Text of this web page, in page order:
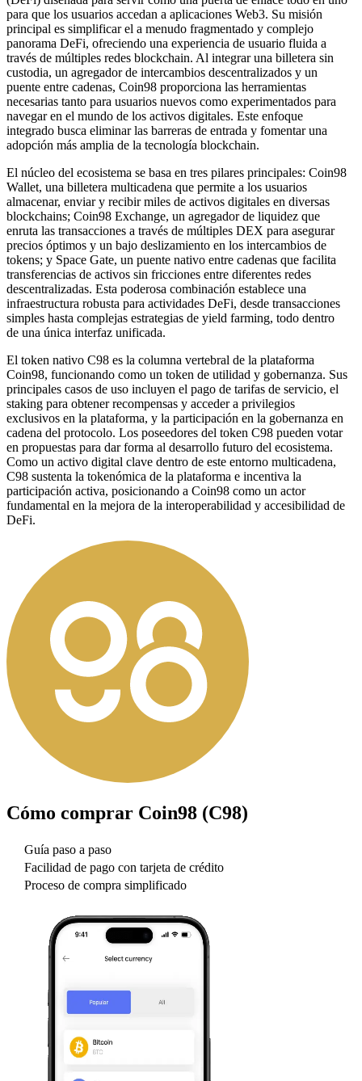
para que los usuarios accedan a aplicaciones Web3. Su misión
principal es simplificar el a menudo fragmentado y complejo
panorama DeFi, ofreciendo una experiencia de usuario fluida a
través de múltiples redes blockchain. Al integrar una billetera sin
custodia, un agregador de intercambios descentralizados y un
puente entre cadenas, Coin98 proporciona las herramientas
necesarias tanto para usuarios nuevos como experimentados para
navegar en el mundo de los activos digitales. Este enfoque
integrado busca eliminar las barreras de entrada y fomentar una
adopción más amplia de la tecnología blockchain.
El núcleo del ecosistema se basa en tres pilares principales: Coin98
Wallet, una billetera multicadena que permite a los usuarios
almacenar, enviar y recibir miles de activos digitales en diversas
blockchains; Coin98 Exchange, un agregador de liquidez que
enruta las transacciones a través de múltiples DEX para asegurar
precios óptimos y un bajo deslizamiento en los intercambios de
tokens; y Space Gate, un puente nativo entre cadenas que facilita
transferencias de activos sin fricciones entre diferentes redes
descentralizadas. Esta poderosa combinación establece una
infraestructura robusta para actividades DeFi, desde transacciones
simples hasta complejas estrategias de yield farming, todo dentro
de una única interfaz unificada.
El token nativo C98 es la columna vertebral de la plataforma
Coin98, funcionando como un token de utilidad y gobernanza. Sus
principales casos de uso incluyen el pago de tarifas de servicio, el
staking para obtener recompensas y acceder a privilegios
exclusivos en la plataforma, y la participación en la gobernanza en
cadena del protocolo. Los poseedores del token C98 pueden votar
en propuestas para dar forma al desarrollo futuro del ecosistema.
Como un activo digital clave dentro de este entorno multicadena,
C98 sustenta la tokenómica de la plataforma e incentiva la
participación activa, posicionando a Coin98 como un actor
fundamental en la mejora de la interoperabilidad y accesibilidad de
DeFi.
Cómo comprar Coin98 (C98)
Guía paso a paso
Facilidad de pago con tarjeta de crédito
Proceso de compra simplificado